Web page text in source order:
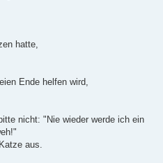
hatte,
Ende helfen wird,
nicht: "Nie wieder werde ich ein
aus.